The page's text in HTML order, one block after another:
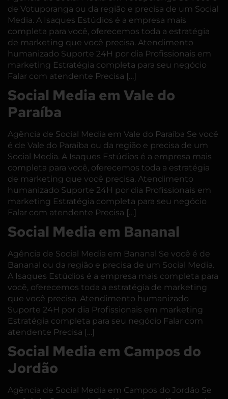
de Votuporanga ou da região e precisa de um Social
Media. A Isaques Estúdios é a empresa mais
completa para você, oferecemos toda a estratégia
de marketing que você precisa. Atendimento
humanizado Suporte 24H por dia Profissionais em
marketing Estratégia completa para seu negócio
Falar com atendente Precisa […]
Social Media em Vale do
Paraíba
Agência de Social Media em Vale do Paraíba Se você
é de Vale do Paraíba ou da região e precisa de um
Social Media. A Isaques Estúdios é a empresa mais
completa para você, oferecemos toda a estratégia
de marketing que você precisa. Atendimento
humanizado Suporte 24H por dia Profissionais em
marketing Estratégia completa para seu negócio
Falar com atendente Precisa […]
Social Media em Bananal
Agência de Social Media em Bananal Se você é de
Bananal ou da região e precisa de um Social Media.
A Isaques Estúdios é a empresa mais completa para
você, oferecemos toda a estratégia de marketing
que você precisa. Atendimento humanizado
Suporte 24H por dia Profissionais em marketing
Estratégia completa para seu negócio Falar com
atendente Precisa […]
Social Media em Campos do
Jordão
Agência de Social Media em Campos do Jordão Se